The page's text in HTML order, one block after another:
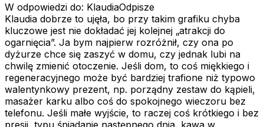
W odpowiedzi do: KlaudiaOdpisze
Klaudia dobrze to ujęła, bo przy takim grafiku chyba
kluczowe jest nie dokładać jej kolejnej „atrakcji do
ogarnięcia”. Ja bym najpierw rozróżnił, czy ona po
dyżurze chce się zaszyć w domu, czy jednak lubi na
chwilę zmienić otoczenie. Jeśli dom, to coś miękkiego i
regeneracyjnego może być bardziej trafione niż typowo
walentynkowy prezent, np. porządny zestaw do kąpieli,
masażer karku albo coś do spokojnego wieczoru bez
telefonu. Jeśli małe wyjście, to raczej coś krótkiego i bez
presji, typu śniadanie następnego dnia, kawa w